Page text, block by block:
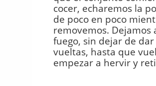
cocer, echaremos la
de poco en poco
removemos. Dejamos
fuego, sin dejar de dar
vueltas, hasta que
empezar a hervir y